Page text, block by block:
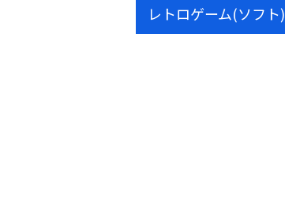
レトロゲーム(ソフト)